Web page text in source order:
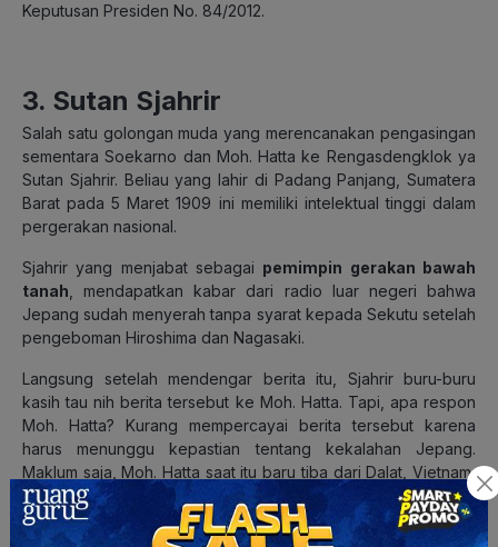
Keputusan Presiden No. 84/2012.
3. Sutan Sjahrir
Salah satu golongan muda yang merencanakan pengasingan
sementara Soekarno dan Moh. Hatta ke Rengasdengklok ya
Sutan Sjahrir. Beliau yang lahir di Padang Panjang, Sumatera
Barat pada 5 Maret 1909 ini memiliki intelektual tinggi dalam
pergerakan nasional.
Sjahrir yang menjabat sebagai pemimpin gerakan bawah
tanah , mendapatkan kabar dari radio luar negeri bahwa
Jepang sudah menyerah tanpa syarat kepada Sekutu setelah
pengeboman Hiroshima dan Nagasaki.
Langsung setelah mendengar berita itu, Sjahrir buru-buru
kasih tau nih berita tersebut ke Moh. Hatta. Tapi, apa respon
Moh. Hatta? Kurang mempercayai berita tersebut karena
harus menunggu kepastian tentang kekalahan Jepang.
Maklum saja, Moh. Hatta saat itu baru tiba dari Dalat, Vietnam,
dan Sjahrir langsung memberitahu.
Nah, Sjahrir kecewa tuh dan akhirnya mengoordinasikan para